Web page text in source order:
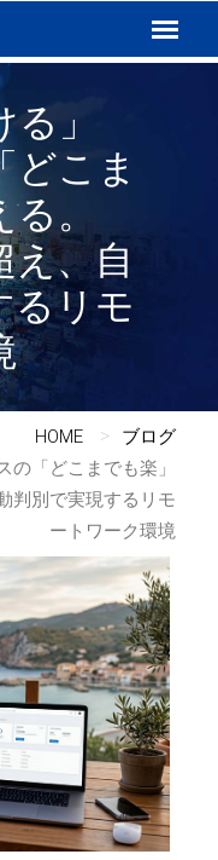
」
どこま
。
え、自
るリモ
HOME
ブログ
の「どこまでも楽」
判別で実現するリモ
ートワーク環境